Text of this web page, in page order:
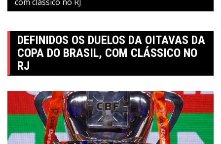
DEFINIDOS OS DUELOS DA OITAVAS DA
COPA DO BRASIL, COM CLÁSSICO NO
RJ